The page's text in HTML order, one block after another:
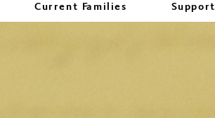
Current Families Support